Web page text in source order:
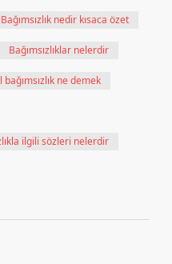
Bağımsızlık nedir kısaca özet
Bağımsızlıklar nelerdir
bağımsızlık ne demek
ilgili sözleri nelerdir